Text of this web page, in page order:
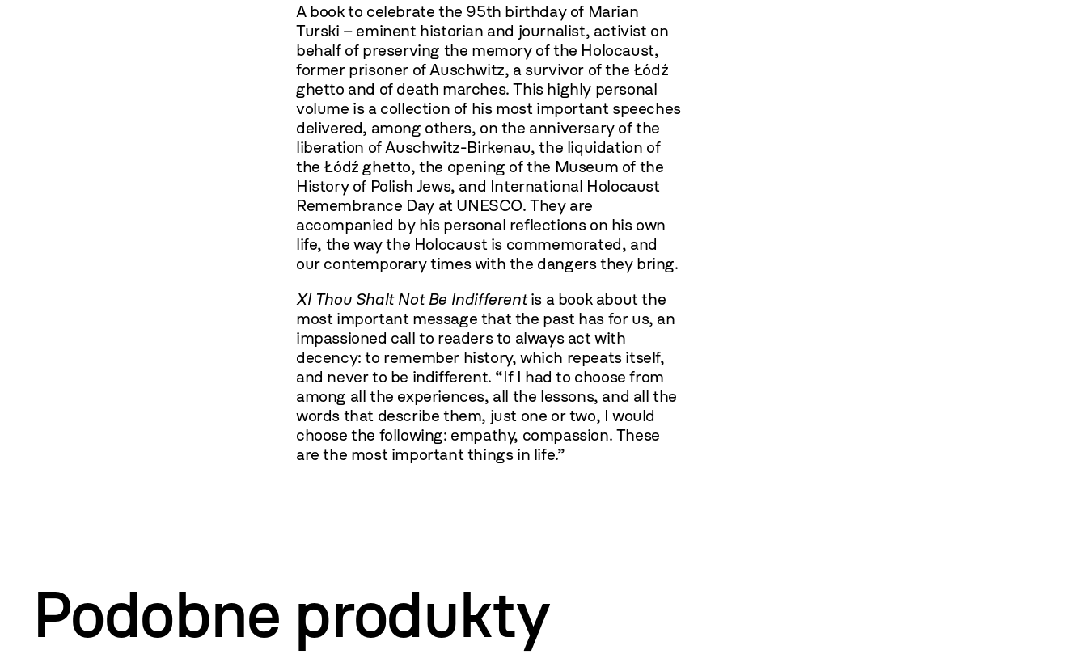
A book to celebrate the 95th birthday of Marian
Turski – eminent historian and journalist, activist on
behalf of preserving the memory of the Holocaust,
former prisoner of Auschwitz, a survivor of the Łódź
ghetto and of death marches. This highly personal
volume is a collection of his most important speeches
delivered, among others, on the anniversary of the
liberation of Auschwitz-Birkenau, the liquidation of
the Łódź ghetto, the opening of the Museum of the
History of Polish Jews, and International Holocaust
Remembrance Day at UNESCO. They are
accompanied by his personal reflections on his own
life, the way the Holocaust is commemorated, and
our contemporary times with the dangers they bring.
XI Thou Shalt Not Be Indifferentis a book about the
most important message that the past has for us, an
impassioned call to readers to always act with
decency: to remember history, which repeats itself,
and never to be indifferent. “If I had to choose from
among all the experiences, all the lessons, and all the
words that describe them, just one or two, I would
choose the following: empathy, compassion. These
are the most important things in life.”
Podobne produkty